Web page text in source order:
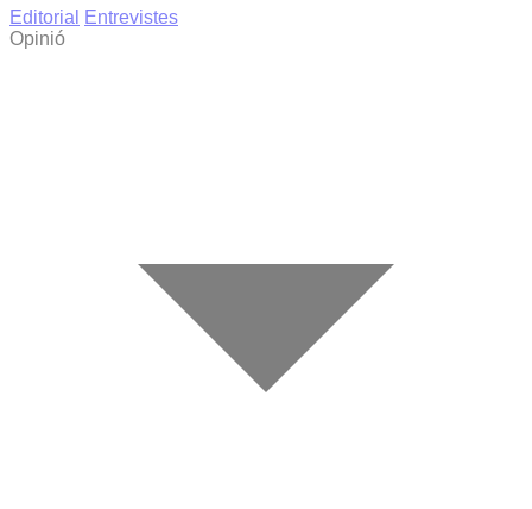
Editorial
Entrevistes
Opinió